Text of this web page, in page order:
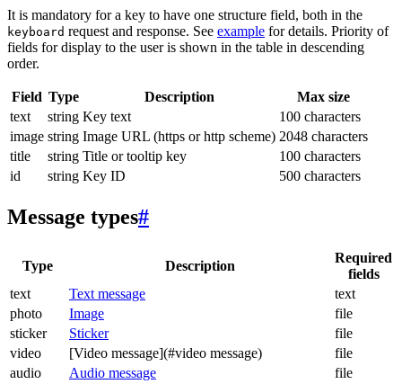
It is mandatory for a key to have one structure field, both in the
keyboard request and response. See example for details. Priority of
fields for display to the user is shown in the table in descending
order.
Field Type Description
Max size
text
string Key text
100 characters
image string Image URL (https or http scheme) 2048 characters
title
string Title or tooltip key
100 characters
id
string Key ID 500 characters
Message types#
Type Description
Required
fields
text
Text message
text
photo
Image
file
sticker
Sticker
file
video
[Video message](#video message)
file
audio
Audio message file